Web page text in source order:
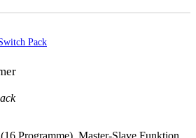
Pack
Programme), Master-Slave Funktion